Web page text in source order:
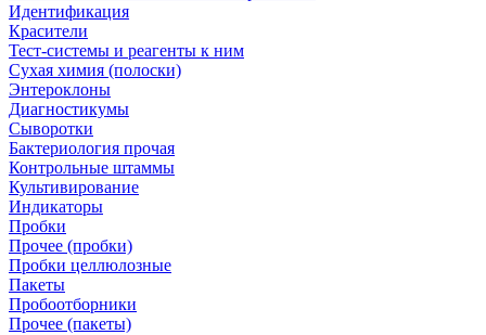
Идентификация
Красители
Тест-системы и реагенты к ним
Сухая химия (полоски)
Энтероклоны
Диагностикумы
Сыворотки
Бактериология прочая
Контрольные штаммы
Культивирование
Индикаторы
Пробки
Прочее (пробки)
Пробки целлюлозные
Пакеты
Пробоотборники
Прочее (пакеты)